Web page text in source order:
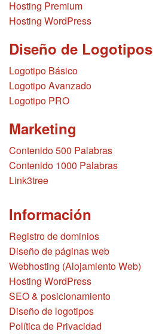
Hosting Premium
Hosting WordPress
Diseño de Logotipos
Logotipo Básico
Logotipo Avanzado
Logotipo PRO
Marketing
Contenido 500 Palabras
Contenido 1000 Palabras
Link3tree
Información
Registro de dominios
Diseño de páginas web
Webhosting (Alojamiento Web)
Hosting WordPress
SEO & posicionamiento
Diseño de logotipos
Política de Privacidad